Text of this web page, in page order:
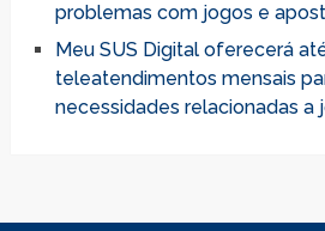
problemas com jogos e
Meu SUS Digital oferecerá
teleatendimentos mensais
necessidades relacionadas a